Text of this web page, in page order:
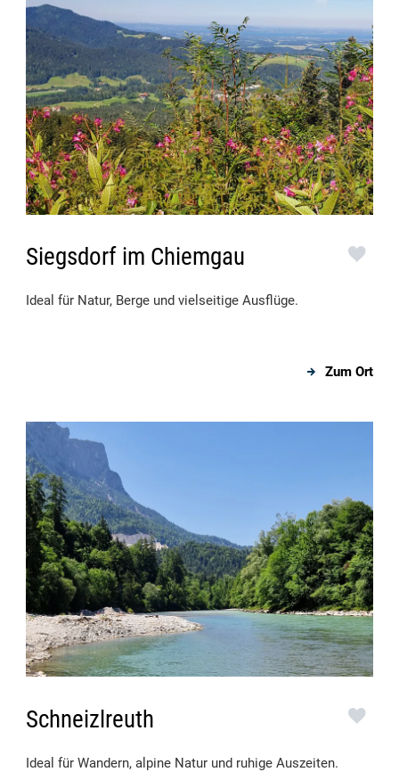
Siegsdorf im Chiemgau
Ideal für Natur, Berge und vielseitige Ausflüge.
Zum Ort
Schneizlreuth
Ideal für Wandern, alpine Natur und ruhige Auszeiten.